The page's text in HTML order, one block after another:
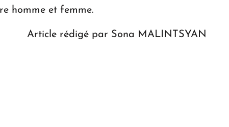
homme et femme.
Article rédigé par Sona MALINTSYAN